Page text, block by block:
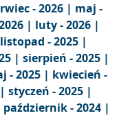
- 2026 | maj -
| luty - 2026 |
listopad - 2025 |
| sierpień - 2025 |
- 2025 | kwiecień -
styczeń - 2025 |
październik - 2024 |